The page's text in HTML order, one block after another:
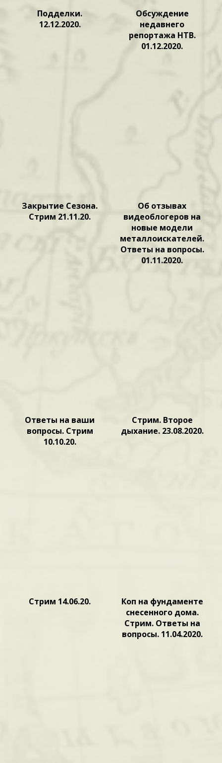
Подделки.
12.12.2020.
Обсуждение
недавнего
репортажа НТВ.
01.12.2020.
Закрытие Сезона.
Стрим 21.11.20.
Об отзывах
видеоблогеров на
новые модели
металлоискателей.
Ответы на вопросы.
01.11.2020.
Ответы на ваши
вопросы. Стрим
10.10.20.
Стрим. Второе
дыхание. 23.08.2020.
Стрим 14.06.20.
Коп на фундаменте
снесенного дома.
Стрим. Ответы на
вопросы. 11.04.2020.